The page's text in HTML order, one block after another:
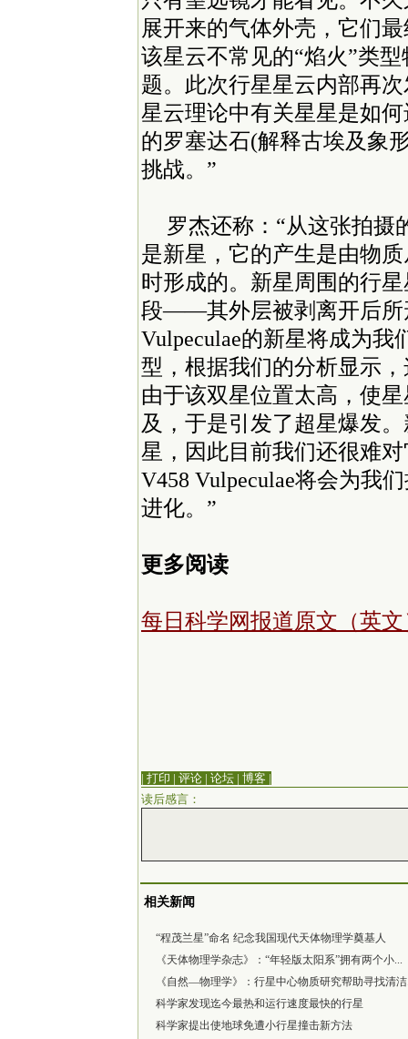
展开来的气体外壳，它们
该星云不常见的“焰火”类
题。此次行星星云内部再
星云理论中有关星星是如
的罗塞达石(解释古埃及象
挑战。”
罗杰还称：“从这张拍摄
是新星，它的产生是由物
时形成的。新星周围的行
段——其外层被剥离开后所
Vulpeculae的新星将成为
型，根据我们的分析显示
由于该双星位置太高，使
及，于是引发了超星爆发
星，因此目前我们还很难
V458 Vulpeculae将会为我
进化。”
更多阅读
每日科学网报道原文（英文
| 打印 | 评论 | 论坛 | 博客 |
读后感言：
相关新闻
“程茂兰星”命名 纪念我国现代天体物理学奠基人
《天体物理学杂志》：“年轻版太阳系”拥有两个小...
《自然—物理学》：行星中心物质研究帮助寻找清
科学家发现迄今最热和运行速度最快的行星
科学家提出使地球免遭小行星撞击新方法